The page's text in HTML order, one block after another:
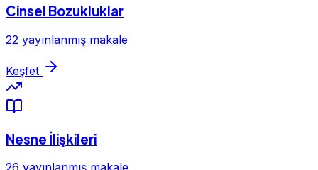
Cinsel Bozukluklar
22 yayınlanmış makale
Keşfet
Nesne İlişkileri